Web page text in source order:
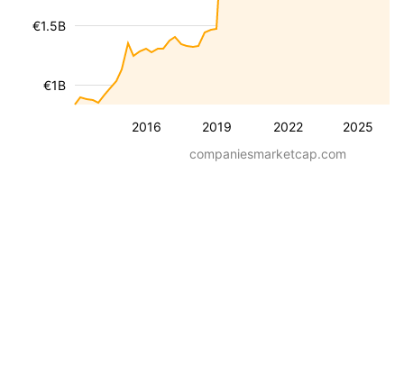
2016 2019 2022 2025
€1B
€1.5B
companiesmarketcap.com